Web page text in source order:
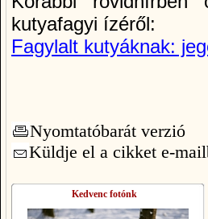
kutyafagyi ízéről:
Fagylalt kutyáknak:
Nyomtatóbarát verzió
Küldje el a cikket e-
Kedvenc fotónk